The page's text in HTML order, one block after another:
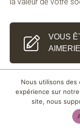
VOUS
Nous utilisons des
expérience sur
site, nous